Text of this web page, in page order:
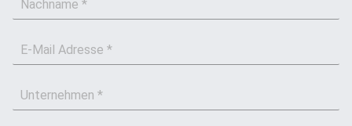
a
*
n
m
e
i